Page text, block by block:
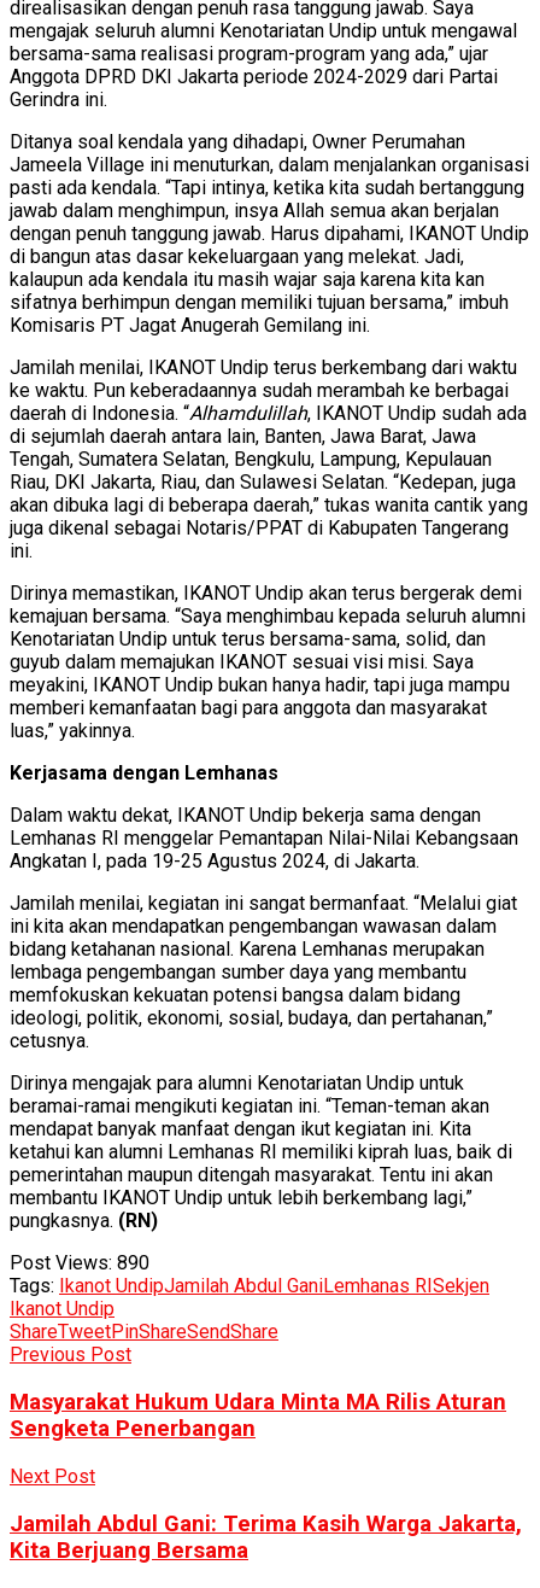
direalisasikan dengan penuh rasa tanggung jawab. Saya
mengajak seluruh alumni Kenotariatan Undip untuk mengawal
bersama-sama realisasi program-program yang ada,” ujar
Anggota DPRD DKI Jakarta periode 2024-2029 dari Partai
Gerindra ini.
Ditanya soal kendala yang dihadapi, Owner Perumahan
Jameela Village ini menuturkan, dalam menjalankan organisasi
pasti ada kendala. “Tapi intinya, ketika kita sudah bertanggung
jawab dalam menghimpun, insya Allah semua akan berjalan
dengan penuh tanggung jawab. Harus dipahami, IKANOT Undip
di bangun atas dasar kekeluargaan yang melekat. Jadi,
kalaupun ada kendala itu masih wajar saja karena kita kan
sifatnya berhimpun dengan memiliki tujuan bersama,” imbuh
Komisaris PT Jagat Anugerah Gemilang ini.
Jamilah menilai, IKANOT Undip terus berkembang dari waktu
ke waktu. Pun keberadaannya sudah merambah ke berbagai
daerah di Indonesia. “Alhamdulillah, IKANOT Undip sudah ada
di sejumlah daerah antara lain, Banten, Jawa Barat, Jawa
Tengah, Sumatera Selatan, Bengkulu, Lampung, Kepulauan
Riau, DKI Jakarta, Riau, dan Sulawesi Selatan. “Kedepan, juga
akan dibuka lagi di beberapa daerah,” tukas wanita cantik yang
juga dikenal sebagai Notaris/PPAT di Kabupaten Tangerang
ini.
Dirinya memastikan, IKANOT Undip akan terus bergerak demi
kemajuan bersama. “Saya menghimbau kepada seluruh alumni
Kenotariatan Undip untuk terus bersama-sama, solid, dan
guyub dalam memajukan IKANOT sesuai visi misi. Saya
meyakini, IKANOT Undip bukan hanya hadir, tapi juga mampu
memberi kemanfaatan bagi para anggota dan masyarakat
luas,” yakinnya.
Kerjasama dengan Lemhanas
Dalam waktu dekat, IKANOT Undip bekerja sama dengan
Lemhanas RI menggelar Pemantapan Nilai-Nilai Kebangsaan
Angkatan I, pada 19-25 Agustus 2024, di Jakarta.
Jamilah menilai, kegiatan ini sangat bermanfaat. “Melalui giat
ini kita akan mendapatkan pengembangan wawasan dalam
bidang ketahanan nasional. Karena Lemhanas merupakan
lembaga pengembangan sumber daya yang membantu
memfokuskan kekuatan potensi bangsa dalam bidang
ideologi, politik, ekonomi, sosial, budaya, dan pertahanan,”
cetusnya.
Dirinya mengajak para alumni Kenotariatan Undip untuk
beramai-ramai mengikuti kegiatan ini. “Teman-teman akan
mendapat banyak manfaat dengan ikut kegiatan ini. Kita
ketahui kan alumni Lemhanas RI memiliki kiprah luas, baik di
pemerintahan maupun ditengah masyarakat. Tentu ini akan
membantu IKANOT Undip untuk lebih berkembang lagi,”
pungkasnya. (RN)
Post Views: 890
Tags:
Ikanot UndipJamilah Abdul GaniLemhanas RI Sekjen
Ikanot Undip
ShareTweetPinShareSendShare
Previous Post
Masyarakat Hukum Udara Minta MA Rilis Aturan
Sengketa Penerbangan
Next Post
Jamilah Abdul Gani: Terima Kasih Warga Jakarta,
Kita Berjuang Bersama